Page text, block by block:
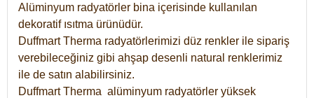
Alüminyum radyatörler bina içerisinde kullanılan
dekoratif ısıtma ürünüdür.
Duffmart Therma radyatörlerimizi düz renkler ile sipariş
verebileceğiniz gibi ahşap desenli natural renklerimiz
ile de satın alabilirsiniz.
Duffmart Therma alüminyum radyatörler yüksek